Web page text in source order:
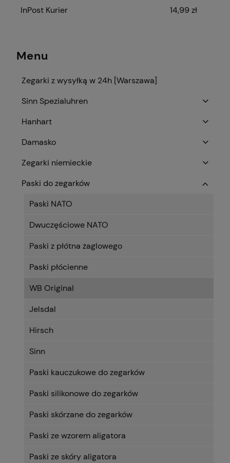
InPost Kurier 14,99 zł
Menu
Zegarki z wysyłką w 24h [Warszawa]
Sinn Spezialuhren
Hanhart
Damasko
Zegarki niemieckie
Paski do zegarków
Paski NATO
Dwuczęściowe NATO
Paski z płótna żaglowego
Paski płócienne
WB Original
Jelsdal
Hirsch
Sinn
Paski kauczukowe do zegarków
Paski silikonowe do zegarków
Paski skórzane do zegarków
Paski ze wzorem aligatora
Paski ze skóry aligatora